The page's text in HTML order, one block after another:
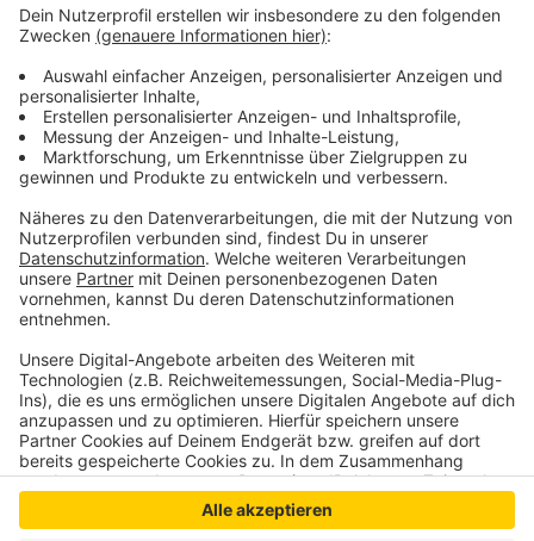
Anzeige
Kontakt für Ratsuchende zur Verbraucherzentrale
Tel.: 0211 54 2222 11 (Mo – Fr, 9-17 Uhr)
E-Mail: service@verbraucherzentrale.nrw
Anzeige